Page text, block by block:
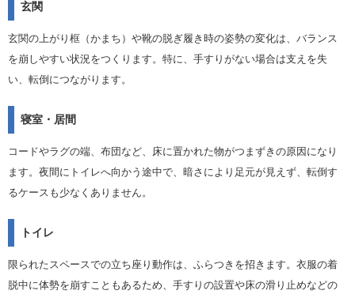
玄関
玄関の上がり框（かまち）や靴の脱ぎ履き時の姿勢の変化は、バランス
を崩しやすい状況をつくります。特に、手すりがない場合は支えを失
い、転倒につながります。
寝室・居間
コードやラグの端、布団など、床に置かれた物がつまずきの原因になり
ます。夜間にトイレへ向かう途中で、暗さにより足元が見えず、転倒す
るケースも少なくありません。
トイレ
限られたスペースでの立ち座り動作は、ふらつきを招きます。衣服の着
脱中に体勢を崩すこともあるため、手すりの設置や床の滑り止めなどの